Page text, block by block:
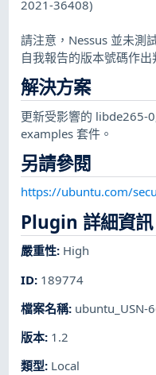
2021-36408)
請注意，Nessus 並未測
自我報告的版本號碼作出
解決方案
更新受影響的
examples 套件。
另請參閱
https://ubuntu.com/
Plugin 詳細資訊
嚴重性: High
ID: 189774
檔案名稱: ubuntu_USN-
版本: 1.2
類型: Local